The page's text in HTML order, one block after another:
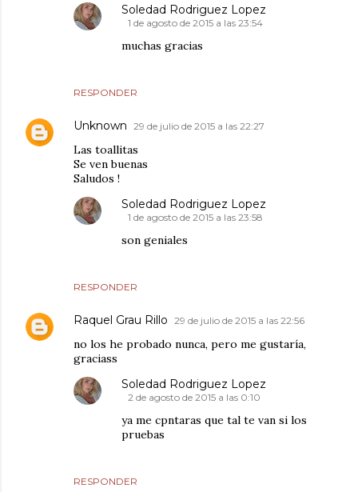
RESPONDER
Soledad Rodriguez Lopez
1 de agosto de 2015 a las 23:54
muchas gracias
Unknown 29 de julio de 2015 a las 22:27
Las toallitas
Se ven buenas
Saludos !
RESPONDER
Soledad Rodriguez Lopez
1 de agosto de 2015 a las 23:58
son geniales
Raquel Grau Rillo 29 de julio de 2015 a las 22:56
no los he probado nunca, pero me gustaría,
graciass
RESPONDER
Soledad Rodriguez Lopez
2 de agosto de 2015 a las 0:10
ya me cpntaras que tal te van si los
pruebas